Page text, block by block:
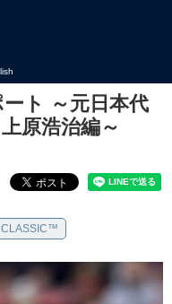
ト ～元日本代
原浩治編～
CLASSIC™